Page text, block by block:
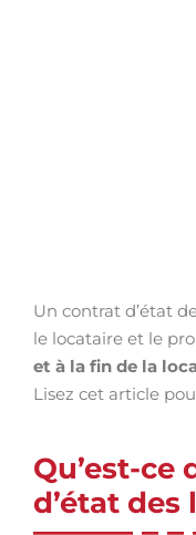
Un contrat d’état
le locataire et le
et à la fin de la
Lisez cet article
Qu’est-ce
d’état des